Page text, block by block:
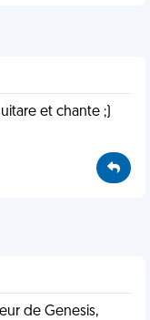
et chante ;)
de Genesis,